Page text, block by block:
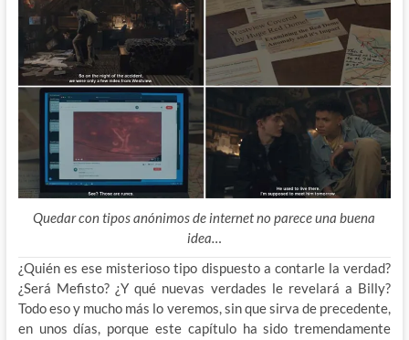
Quedar con tipos anónimos de internet no parece una buena
idea…
¿Quién es ese misterioso tipo dispuesto a contarle la verdad?
¿Será Mefisto? ¿Y qué nuevas verdades le revelará a Billy?
Todo eso y mucho más lo veremos, sin que sirva de precedente,
en unos días, porque este capítulo ha sido tremendamente